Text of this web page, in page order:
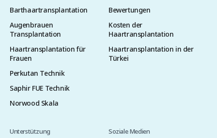
Barthaartransplantation
Augenbrauen
Transplantation
Haartransplantation für
Frauen
Perkutan Technik
Saphir FUE Technik
Norwood Skala
Bewertungen
Kosten der
Haartransplantation
Haartransplantation in der
Türkei
Unterstützung Soziale Medien